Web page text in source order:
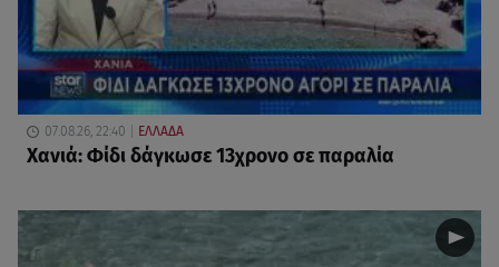
07.08.26, 22:40 ΕΛΛΑΔΑ
Χανιά: Φίδι δάγκωσε 13χρονο σε παραλία